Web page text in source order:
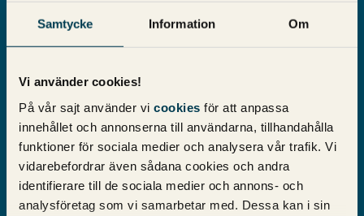
Samtycke Information Om
Vi använder cookies!
På vår sajt använder vi cookies för att anpassa
innehållet och annonserna till användarna, tillhandahålla
funktioner för sociala medier och analysera vår trafik. Vi
vidarebefordrar även sådana cookies och andra
identifierare till de sociala medier och annons- och
analysföretag som vi samarbetar med. Dessa kan i sin
e-klok.se gick i princip från noll till hundra redan i
inledningen av vårt samarbete och vi är glada att vi fick en
så bra start tillsammans. Som en del av ett långsiktigt fokus
har vi fortfarande en del kvar att jobba med SEO-mässigt för
e-klok.se och vi ser fram emot att fortsätta hjälpa dem till nya
framgångar i framtiden.